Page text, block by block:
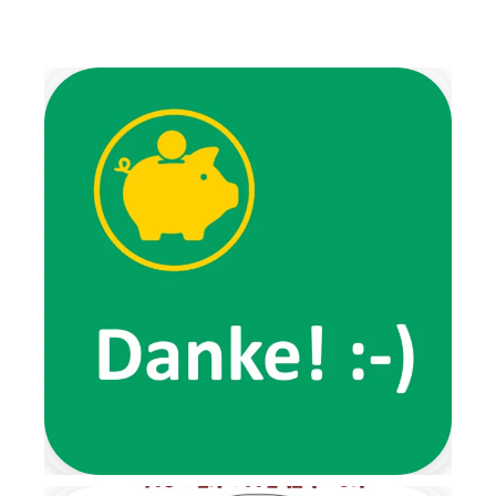
Die Wichtel brachten uns
Fingerspiele,
Ausmalbilder und luden uns
zu verschiedenen
Aktivitäten ein. Außerdem
erzählten sie von ihren
Erlebnissen, wie zum Beispiel
von ihrem
Lieblingsspaziergang, den wir
gemeinsam ausprobierten.
der Wichtelbrunch. Schon im
Eingangsbereich wartete eine
Nachricht der beiden Wichtel
und forderte die Kinder dazu
Mit stimmungsvoller